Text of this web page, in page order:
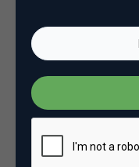
Tags
e-business
Plaats reactie